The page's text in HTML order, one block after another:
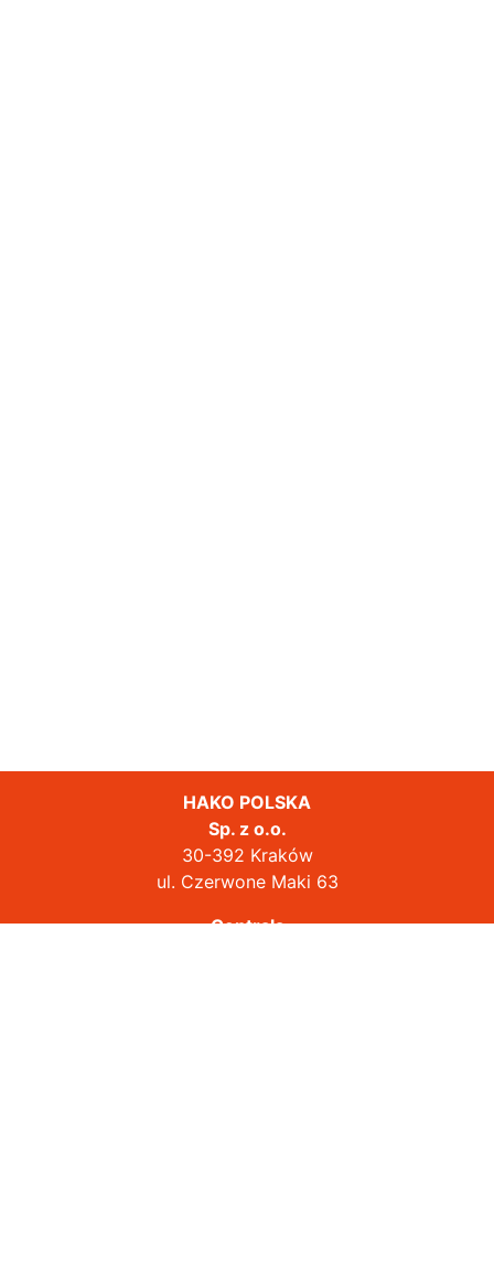
HAKO POLSKA
Sp. z o.o.
30-392 Kraków
ul. Czerwone Maki 63
Centrala